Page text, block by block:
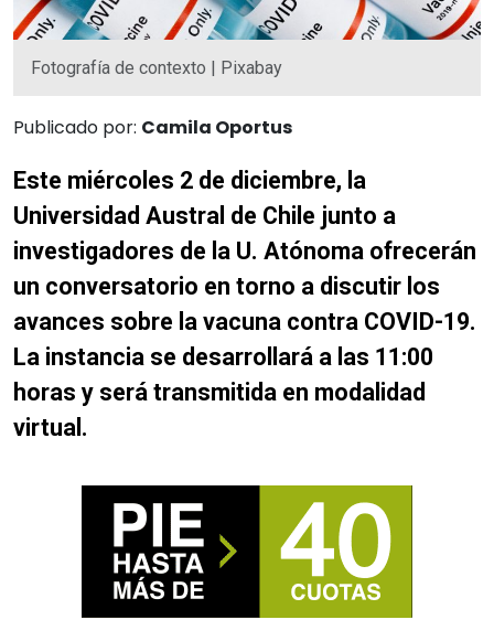
Fotografía de contexto | Pixabay
Publicado por: Camila Oportus
Este miércoles 2 de diciembre, la
Universidad Austral de Chile junto a
investigadores de la U. Atónoma ofrecerán
un conversatorio en torno a discutir los
avances sobre la vacuna contra COVID-19.
La instancia se desarrollará a las 11:00
horas y será transmitida en modalidad
virtual.